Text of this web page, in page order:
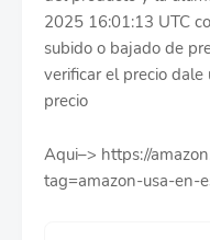
2025 16:01:13 UTC
subido o bajado de
verificar el precio
precio
Aqui–> https://
tag=amazon-usa-en-